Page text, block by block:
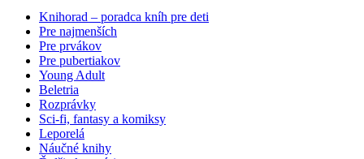
Knihorad – poradca kníh pre deti
Pre najmenších
Pre prvákov
Pre pubertiakov
Young Adult
Beletria
Rozprávky
Sci-fi, fantasy a komiksy
Leporelá
Náučné knihy